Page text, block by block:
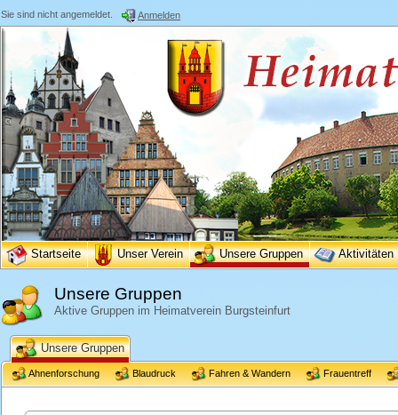
Sie sind nicht angemeldet. Anmelden
Startseite Unser Verein Unsere Gruppen Aktivitäten
Unsere Gruppen
Aktive Gruppen im Heimatverein Burgsteinfurt
Unsere Gruppen
Ahnenforschung Blaudruck Fahren & Wandern Frauentreff